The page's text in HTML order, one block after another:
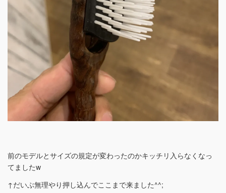
前のモデルとサイズの規定が変わったのかキッチリ入らなくなっ
てましたw
↑だいぶ無理やり押し込んでここまで来ました^^;